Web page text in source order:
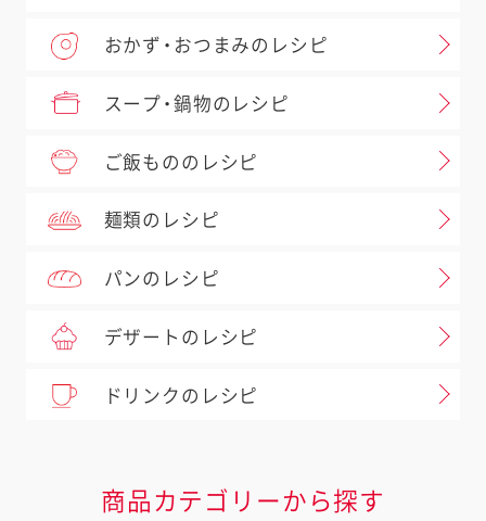
おかず・おつまみのレシピ
スープ・鍋物のレシピ
ご飯もののレシピ
麺類のレシピ
パンのレシピ
デザートのレシピ
ドリンクのレシピ
商品カテゴリーから探す